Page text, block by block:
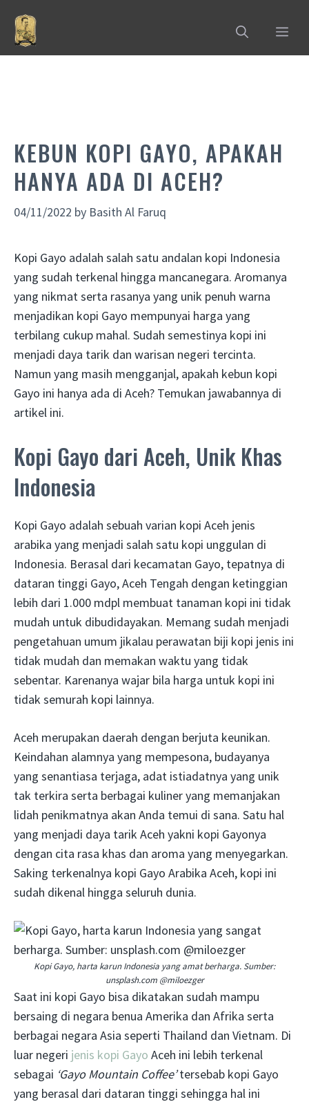
content
KEBUN KOPI GAYO, APAKAH
HANYA ADA DI ACEH?
04/11/2022 by Basith Al Faruq
Kopi Gayo adalah salah satu andalan kopi Indonesia
yang sudah terkenal hingga mancanegara. Aromanya
yang nikmat serta rasanya yang unik penuh warna
menjadikan kopi Gayo mempunyai harga yang
terbilang cukup mahal. Sudah semestinya kopi ini
menjadi daya tarik dan warisan negeri tercinta.
Namun yang masih mengganjal, apakah kebun kopi
Gayo ini hanya ada di Aceh? Temukan jawabannya di
artikel ini.
Kopi Gayo dari Aceh, Unik Khas
Indonesia
Kopi Gayo adalah sebuah varian kopi Aceh jenis
arabika yang menjadi salah satu kopi unggulan di
Indonesia. Berasal dari kecamatan Gayo, tepatnya di
dataran tinggi Gayo, Aceh Tengah dengan ketinggian
lebih dari 1.000 mdpl membuat tanaman kopi ini tidak
mudah untuk dibudidayakan. Memang sudah menjadi
pengetahuan umum jikalau perawatan biji kopi jenis ini
tidak mudah dan memakan waktu yang tidak
sebentar. Karenanya wajar bila harga untuk kopi ini
tidak semurah kopi lainnya.
Aceh merupakan daerah dengan berjuta keunikan.
Keindahan alamnya yang mempesona, budayanya
yang senantiasa terjaga, adat istiadatnya yang unik
tak terkira serta berbagai kuliner yang memanjakan
lidah penikmatnya akan Anda temui di sana. Satu hal
yang menjadi daya tarik Aceh yakni kopi Gayonya
dengan cita rasa khas dan aroma yang menyegarkan.
Saking terkenalnya kopi Gayo Arabika Aceh, kopi ini
sudah dikenal hingga seluruh dunia.
Kopi Gayo, harta karun Indonesia yang amat berharga. Sumber:
unsplash.com @miloezger
Saat ini kopi Gayo bisa dikatakan sudah mampu
bersaing di negara benua Amerika dan Afrika serta
berbagai negara Asia seperti Thailand dan Vietnam. Di
luar negeri jenis kopi Gayo Aceh ini lebih terkenal
sebagai ‘Gayo Mountain Coffee’tersebab kopi Gayo
yang berasal dari dataran tinggi sehingga hal ini